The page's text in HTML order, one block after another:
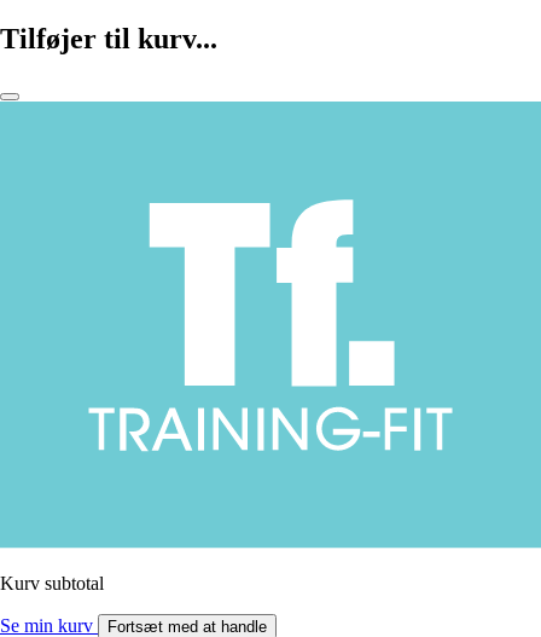
Tilføjer til kurv...
Kurv subtotal
Se min kurv Fortsæt med at handle